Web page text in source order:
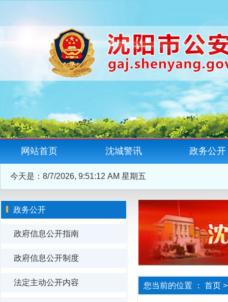
网站首页 沈城警讯 政务公开
今天是： 8/7/2026, 9:51:13 AM 星期五
政务公开
政府信息公开指南
政府信息公开制度
法定主动公开内容 您当前的位置 ： 首页